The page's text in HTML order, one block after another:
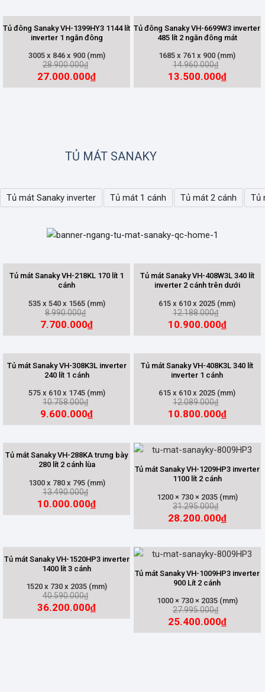
Tủ đông Sanaky VH-1399HY3 1144 lít
inverter 1 ngăn đông
3005 x 846 x 900 (mm)
28.900.000₫
27.000.000₫
Tủ đông Sanaky VH-6699W3 inverter
485 lít 2 ngăn đông mát
1685 x 761 x 900 (mm)
14.960.000₫
13.500.000₫
TỦ MÁT SANAKY
Tủ mát Sanaky inverter Tủ mát 1 cánh Tủ mát 2 cánh Tủ
Tủ mát Sanaky VH-218KL 170 lít 1
cánh
535 x 540 x 1565 (mm)
8.990.000₫
7.700.000₫
Tủ mát Sanaky VH-408W3L 340 lít
inverter 2 cánh trên dưới
615 x 610 x 2025 (mm)
12.188.000₫
10.900.000₫
Tủ mát Sanaky VH-308K3L inverter
240 lít 1 cánh
575 x 610 x 1745 (mm)
10.758.000₫
9.600.000₫
Tủ mát Sanaky VH-408K3L 340 lít
inverter 1 cánh
615 x 610 x 2025 (mm)
12.089.000₫
10.800.000₫
Tủ mát Sanaky VH-288KA trưng bày
280 lít 2 cánh lùa
1300 x 780 x 795 (mm)
13.490.000₫
10.000.000₫
Tủ mát Sanaky VH-1209HP3 inverter
1100 lít 2 cánh
1200 × 730 × 2035 (mm)
31.295.000₫
28.200.000₫
Tủ mát Sanaky VH-1520HP3 inverter
1400 lít 3 cánh
1520 x 730 x 2035 (mm)
40.590.000₫
36.200.000₫
Tủ mát Sanaky VH-1009HP3 inverter
900 Lít 2 cánh
1000 × 730 × 2035 (mm)
27.995.000₫
25.400.000₫